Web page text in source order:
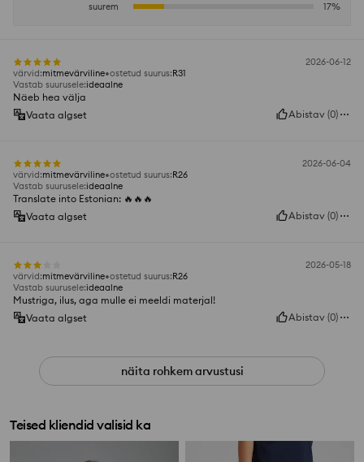
suurem
17%
2026-06-12
värvid:mitmevärviline ostetud suurus:R31
Vastab suurusele:ideaalne
Näeb hea välja
Vaata algset
Abistav (0)
2026-06-04
värvid:mitmevärviline ostetud suurus:R26
Vastab suurusele:ideaalne
Translate into Estonian: 🔥🔥🔥
Vaata algset
Abistav (0)
2026-05-18
värvid:mitmevärviline ostetud suurus:R26
Vastab suurusele:ideaalne
Mustriga, ilus, aga mulle ei meeldi materjal!
Vaata algset
Abistav (0)
näita rohkem arvustusi
Teised kliendid valisid ka